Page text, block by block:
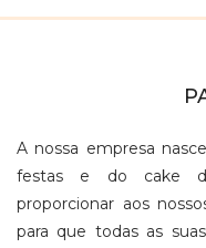
A nossa empresa
festas e do cake
proporcionar aos
para que todas as